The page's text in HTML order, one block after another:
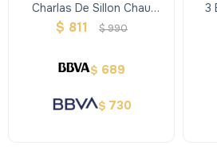
Charlas De Sillon Chau
Pantallas
$ 811 $990
$ 689
$ 730
3